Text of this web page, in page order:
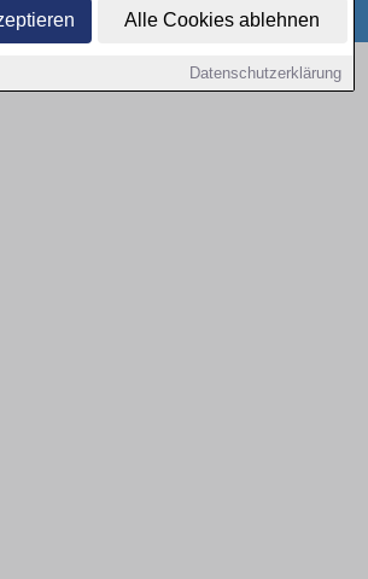
Alle Cookies ablehnen
Datenschutzerklärung
Datenschutz Cookies
| 1A Infosysteme GmbH | Content by: 1a-sites-autos